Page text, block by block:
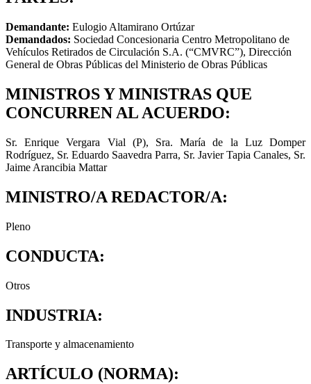
Demandante: Eulogio Altamirano Ortúzar
Demandados: Sociedad Concesionaria Centro Metropolitano de
Vehículos Retirados de Circulación S.A. (“CMVRC”), Dirección
General de Obras Públicas del Ministerio de Obras Públicas
MINISTROS Y MINISTRAS QUE
CONCURREN AL ACUERDO:
Sr. Enrique Vergara Vial (P), Sra. María de la Luz Domper
Rodríguez, Sr. Eduardo Saavedra Parra, Sr. Javier Tapia Canales, Sr.
Jaime Arancibia Mattar
MINISTRO/A REDACTOR/A:
Pleno
CONDUCTA:
Otros
INDUSTRIA:
Transporte y almacenamiento
ARTÍCULO (NORMA):